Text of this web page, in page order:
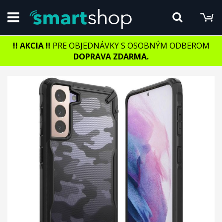
Hľadať
!! AKCIA !! PRE OBJEDNÁVKY S OSOBNÝM ODBEROM
DOPRAVA ZDARMA.
Preskočiť
obrázkov